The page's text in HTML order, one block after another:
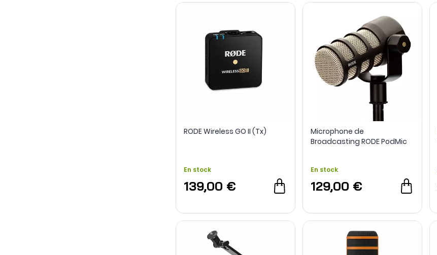
RODE Wireless GO II (Tx)
En stock
139,00 €
Microphone de
Broadcasting RODE PodMic
En stock
129,00 €